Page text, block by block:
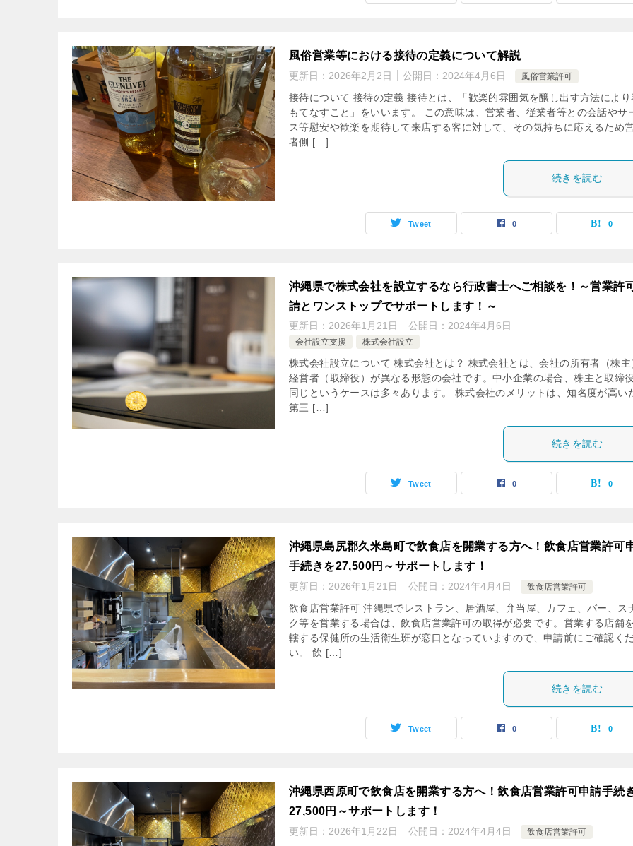
風俗営業等における接待の定義について解説
更新日： 2026年2月2日 公開日： 2024年4月6日 風俗営業許可
接待について 接待の定義 接待とは、「歓楽的雰囲気を醸し出す方法により
もてなすこと」をいいます。 この意味は、営業者、従業者等との会話やサ
ス等慰安や歓楽を期待して来店する客に対して、その気持ちに応えるため
者側 […]
続きを読む
Tweet 0 0
沖縄県で株式会社を設立するなら行政書士へご相談を！～営業許
請とワンストップでサポートします！～
更新日： 2026年1月21日 公開日： 2024年4月6日
会社設立支援 株式会社設立
株式会社設立について 株式会社とは？ 株式会社とは、会社の所有者（株主
経営者（取締役）が異なる形態の会社です。中小企業の場合、株主と取締
同じというケースは多々あります。 株式会社のメリットは、知名度が高い
第三 […]
続きを読む
Tweet 0 0
沖縄県島尻郡久米島町で飲食店を開業する方へ！飲食店営業許可
手続きを27,500円～サポートします！
更新日： 2026年1月21日 公開日： 2024年4月4日 飲食店営業許可
飲食店営業許可 沖縄県でレストラン、居酒屋、弁当屋、カフェ、バー、ス
ク等を営業する場合は、飲食店営業許可の取得が必要です。営業する店舗
轄する保健所の生活衛生班が窓口となっていますので、申請前にご確認く
い。 飲 […]
続きを読む
Tweet 0 0
沖縄県西原町で飲食店を開業する方へ！飲食店営業許可申請手続
27,500円～サポートします！
更新日： 2026年1月22日 公開日： 2024年4月4日 飲食店営業許可